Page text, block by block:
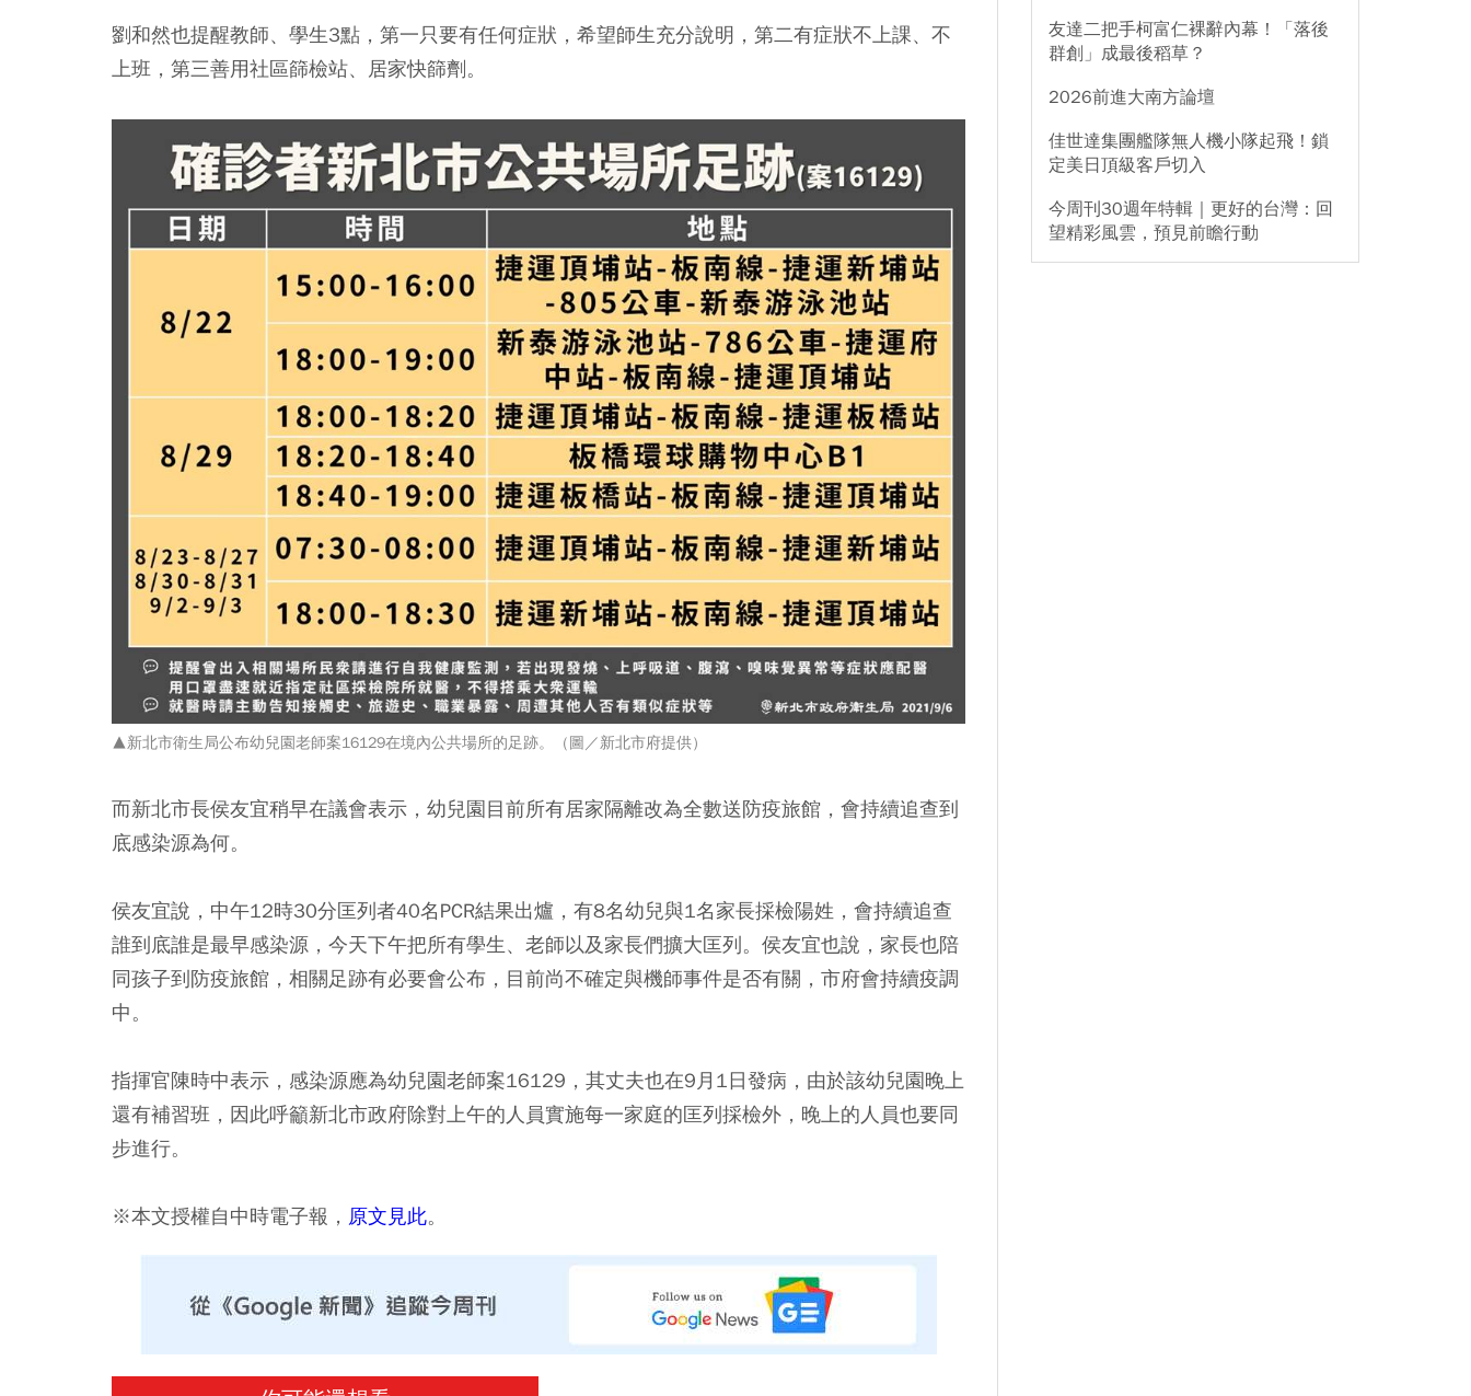
劉和然也提醒教師、學生3點，第一只要有任何症狀，希望師生充分說明，第二有症狀不上課、不
上班，第三善用社區篩檢站、居家快篩劑。
▲新北市衛生局公布幼兒園老師案16129在境內公共場所的足跡。（圖／新北市府提供）
而新北市長侯友宜稍早在議會表示，幼兒園目前所有居家隔離改為全數送防疫旅館，會持續追查到
底感染源為何。
侯友宜說，中午12時30分匡列者40名PCR結果出爐，有8名幼兒與1名家長採檢陽姓，會持續追查
誰到底誰是最早感染源，今天下午把所有學生、老師以及家長們擴大匡列。侯友宜也說，家長也陪
同孩子到防疫旅館，相關足跡有必要會公布，目前尚不確定與機師事件是否有關，市府會持續疫調
中。
指揮官陳時中表示，感染源應為幼兒園老師案16129，其丈夫也在9月1日發病，由於該幼兒園晚上
還有補習班，因此呼籲新北市政府除對上午的人員實施每一家庭的匡列採檢外，晚上的人員也要同
步進行。
※本文授權自中時電子報， 原文見此。
友達二把手柯富仁裸辭內幕！「落後
群創」成最後稻草？
2026前進大南方論壇
佳世達集團艦隊無人機小隊起飛！鎖
定美日頂級客戶切入
今周刊30週年特輯｜更好的台灣：回
望精彩風雲，預見前瞻行動